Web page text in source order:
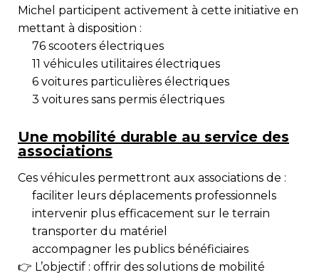
Michel participent activement à cette initiative en
mettant à disposition :
76 scooters électriques
11 véhicules utilitaires électriques
6 voitures particulières électriques
3 voitures sans permis électriques
Une mobilité durable au service des
associations
Ces véhicules permettront aux associations de :
faciliter leurs déplacements professionnels
intervenir plus efficacement sur le terrain
transporter du matériel
accompagner les publics bénéficiaires
👉 L’objectif : offrir des solutions de mobilité